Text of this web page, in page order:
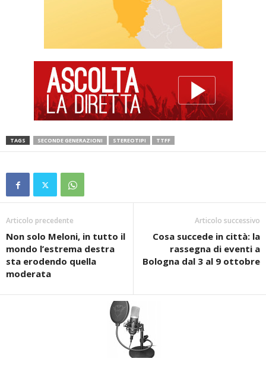
TAGS SECONDE GENERAZIONI STEREOTIPI TTFF
Articolo precedente
Non solo Meloni, in tutto il
mondo l’estrema destra
sta erodendo quella
moderata
Articolo successivo
Cosa succede in città: la
rassegna di eventi a
Bologna dal 3 al 9 ottobre